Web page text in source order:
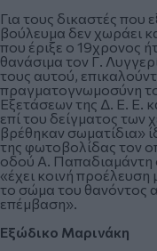
Για τους δικαστές
βούλευμα δεν χωράει
που έριξε ο 19χρονος
θανάσιμα τον Γ.
τους αυτού,
πραγματογνωμοσύνη
Εξετάσεων της Δ. Ε. Ε.
επί του δείγματος των
βρέθηκαν σωματίδια»
της φωτοβολίδας τον
οδού Α. Παπαδιαμάντη
«έχει κοινή
το σώμα του θανόντος
επέμβαση».
Εξώδικο Μαρινάκη